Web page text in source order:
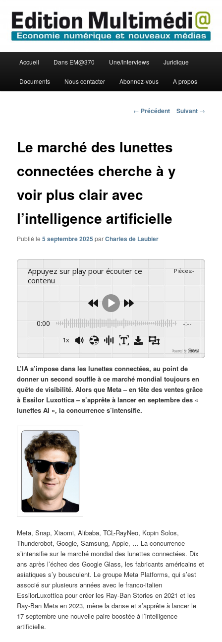
contenu
principalEdition Multimédi@
principal
Accueil Dans EM@370 Une/Interviews Juridique
Documents Nous contacter Abonnez-vous A propos
Navigation
← Précédent Suivant →
Le marché des lunettes
connectées cherche à y
voir plus clair avec
l’intelligence artificielle
Publié le5 septembre 2025 parCharles de Laubier
Appuyez sur play pour écouter ce
contenu
Pièces:-
0:00 -:--
1x
Powered ByGSpeech
L’IA s’impose dans les lunettes connectées, au point de
donner un second souffle à ce marché mondial toujours en
quête de visibilité. Alors que Meta – en tête des ventes grâce
à Essilor Luxottica – s’apprête à lancer en septembre des «
lunettes AI », la concurrence s’intensifie.
Meta, Snap, Xiaomi, Alibaba, TCL-RayNeo, Kopin Solos,
Thunderobot, Google, Samsung, Apple, … La concurrence
s’intensifie sur le marché mondial des lunettes connectées. Dix
ans après l’échec des Google Glass, les fabricants américains et
asiatiques s’y bousculent. Le groupe Meta Platforms, qui s’est
associé sur plusieurs années avec le franco-italien
EssilorLuxottica pour créer les Ray-Ban Stories en 2021 et les
Ray-Ban Meta en 2023, mène la danse et s’apprête à lancer le
17 septembre une nouvelle paire boostée à l’intelligence
artificielle.